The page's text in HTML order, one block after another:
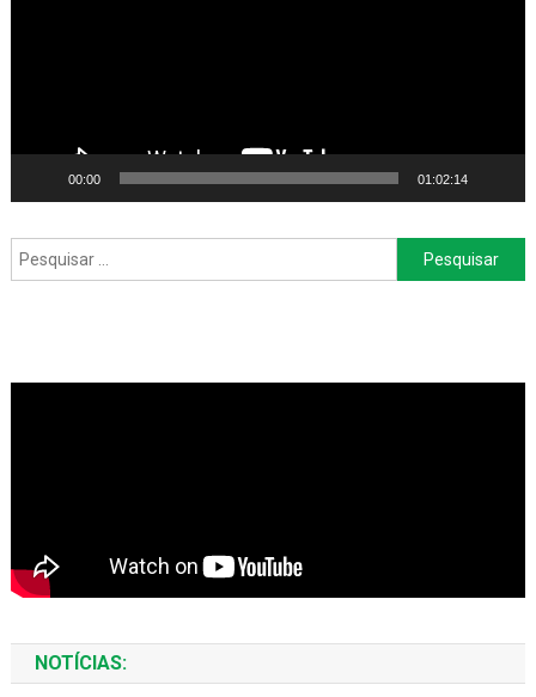
00:00 01:02:14
Pesquisar
por:
NOTÍCIAS: